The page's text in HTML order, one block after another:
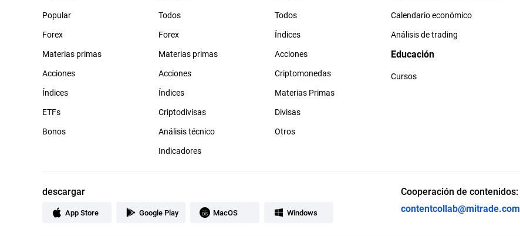
Popular
Forex
Materias primas
Acciones
Índices
ETFs
Bonos
Todos
Forex
Materias primas
Acciones
Índices
Criptodivisas
Análisis técnico
Indicadores
Todos
Índices
Acciones
Criptomonedas
Materias Primas
Divisas
Otros
Calendario económico
Análisis de trading
Educación
Cursos
descargar
App Store Google Play MacOS Windows
Cooperación de contenidos:
contentcollab@mitrade.com